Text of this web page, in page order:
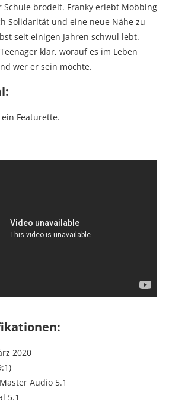
Schule brodelt. Franky erlebt Mobbing
Solidarität und eine neue Nähe zu
seit einigen Jahren schwul lebt.
klar, worauf es im Leben
wer er sein möchte.
Featurette.
2020
Audio 5.1
5.1